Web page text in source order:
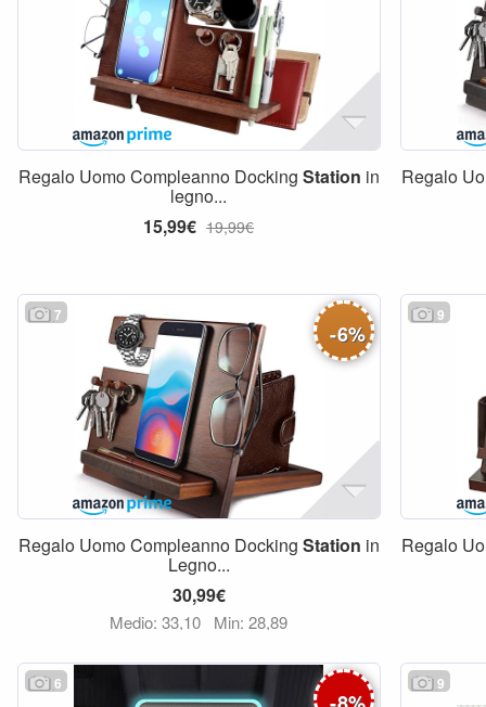
Regalo Uomo Compleanno Docking Station in
legno...
15,99€ 19,99€
Regalo
7
-6%
Regalo Uomo Compleanno Docking Station in
Legno...
30,99€
Medio: 33,10 Min: 28,89
9
Regalo
6 9